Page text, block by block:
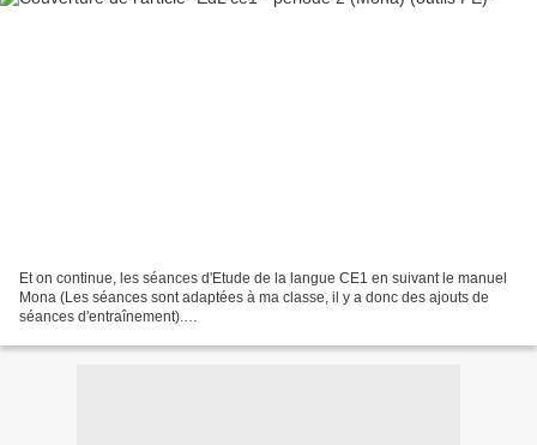
Et on continue, les séances d'Etude de la langue CE1 en suivant le manuel
Mona (Les séances sont adaptées à ma classe, il y a donc des ajouts de
séances d'entraînement).